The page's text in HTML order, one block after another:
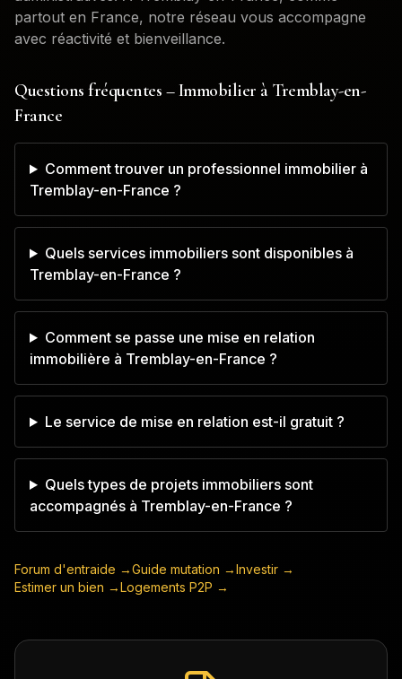
partout en France, notre réseau vous accompagne
avec réactivité et bienveillance.
Questions fréquentes – Immobilier à Tremblay-en-
France
Comment trouver un professionnel immobilier à
Tremblay-en-France ?
Quels services immobiliers sont disponibles à
Tremblay-en-France ?
Comment se passe une mise en relation
immobilière à Tremblay-en-France ?
Le service de mise en relation est-il gratuit ?
Quels types de projets immobiliers sont
accompagnés à Tremblay-en-France ?
Forum d'entraide →Guide mutation →Investir →
Estimer un bien →Logements P2P →